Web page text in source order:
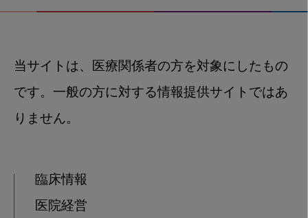
当サイトは、医療関係者の方を対象にしたもの
です。一般の方に対する情報提供サイトではあ
りません。
臨床情報
医院経営